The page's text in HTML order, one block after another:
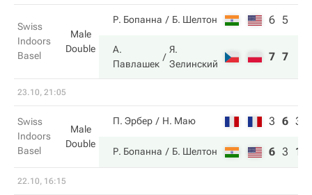
Swiss
Indoors
Basel
Male
Double
Р. Бопанна Б. Шелтон 6 5
А.
Павлашек
Я.
Зелинский
7 7
23.10, 21:05
Swiss
Indoors
Basel
Male
Double
П. Эрбер Н. Маю 3 6 3
Р. Бопанна Б. Шелтон 6 3 10
22.10, 16:15